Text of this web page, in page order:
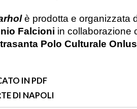
è prodotta e organizzata
Falcioni in collaborazione
Polo Culturale Onlus
IN PDF
DI NAPOLI